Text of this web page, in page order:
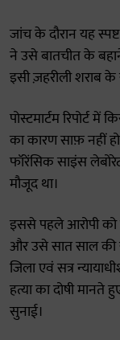
जांच के दौरान यह
ने उसे बातचीत के
इसी ज़हरीली शराब
पोस्टमार्टम रिपोर्ट
का कारण साफ़ नहीं
फॉरेंसिक साइंस
मौजूद था।
इससे पहले आरोपी को
और उसे सात साल की
जिला एवं सत्र
हत्या का दोषी
सुनाई।